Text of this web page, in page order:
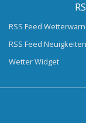
RSS Feed
RSS Feed Neuigkeiten
Wetter Widget